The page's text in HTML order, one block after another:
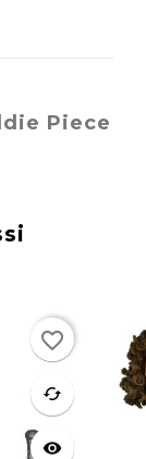
Piece
favorite
cached
visibility
favorite_border